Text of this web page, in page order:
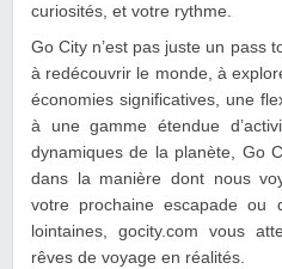
curiosités, et votre rythme.
Go City n’est pas juste un pass
à redécouvrir le monde, à
économies significatives, une
à une gamme étendue
dynamiques de la planète, Go
dans la manière dont nous
votre prochaine escapade ou
lointaines, gocity.com vous
rêves de voyage en réalités.